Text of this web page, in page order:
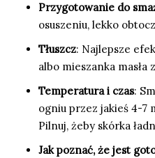
Przygotowanie do
osuszeniu, lekko
Tłuszcz: Najlepsze
albo mieszanka masła
Temperatura i czas:
ogniu przez jakieś 4-7
Pilnuj, żeby skórka
Jak poznać, że jest